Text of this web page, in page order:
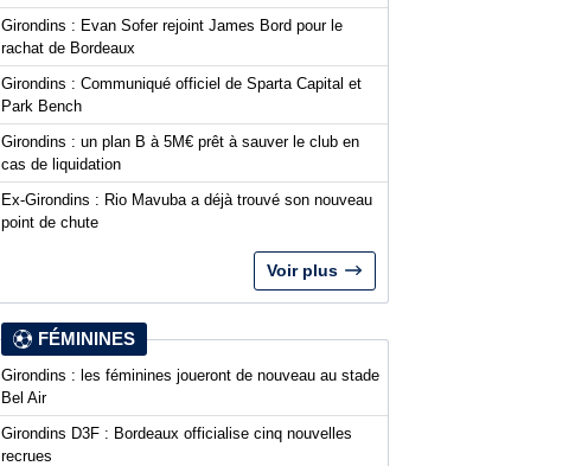
Girondins : Evan Sofer rejoint James Bord pour le
rachat de Bordeaux
Girondins : Communiqué officiel de Sparta Capital et
Park Bench
Girondins : un plan B à 5M€ prêt à sauver le club en
cas de liquidation
Ex-Girondins : Rio Mavuba a déjà trouvé son nouveau
point de chute
Voir plus
FÉMININES
Girondins : les féminines joueront de nouveau au stade
Bel Air
Girondins D3F : Bordeaux officialise cinq nouvelles
recrues